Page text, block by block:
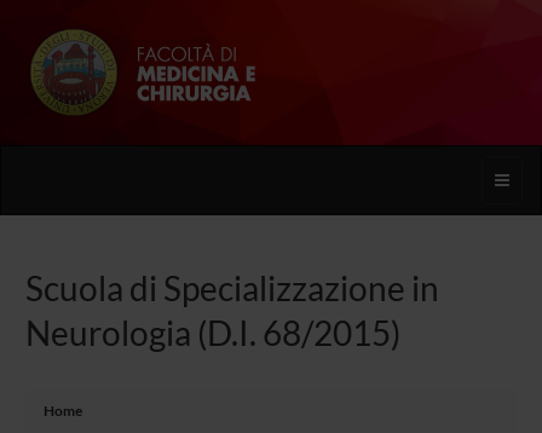
Toggle
Scuola di Specializzazione in
Neurologia (D.I. 68/2015)
Home